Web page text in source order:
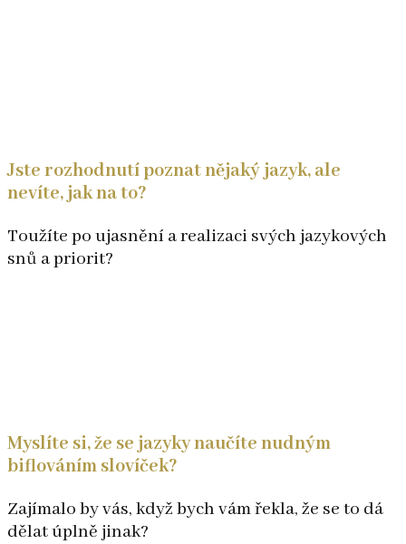
Jste rozhodnutí poznat nějaký jazyk, ale
nevíte, jak na to?
Toužíte po ujasnění a realizaci svých jazykových
snů a priorit?
Myslíte si, že se jazyky naučíte nudným
biflováním slovíček?
Zajímalo by vás, když bych vám řekla, že se to dá
dělat úplně jinak?